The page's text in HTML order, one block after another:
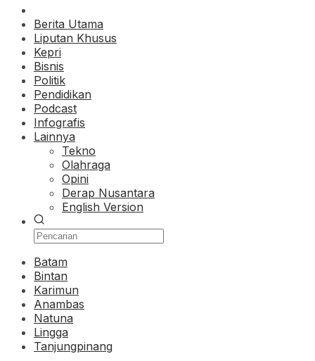
Berita Utama
Liputan Khusus
Kepri
Bisnis
Politik
Pendidikan
Podcast
Infografis
Lainnya
Tekno
Olahraga
Opini
Derap Nusantara
English Version
Batam
Bintan
Karimun
Anambas
Natuna
Lingga
Tanjungpinang